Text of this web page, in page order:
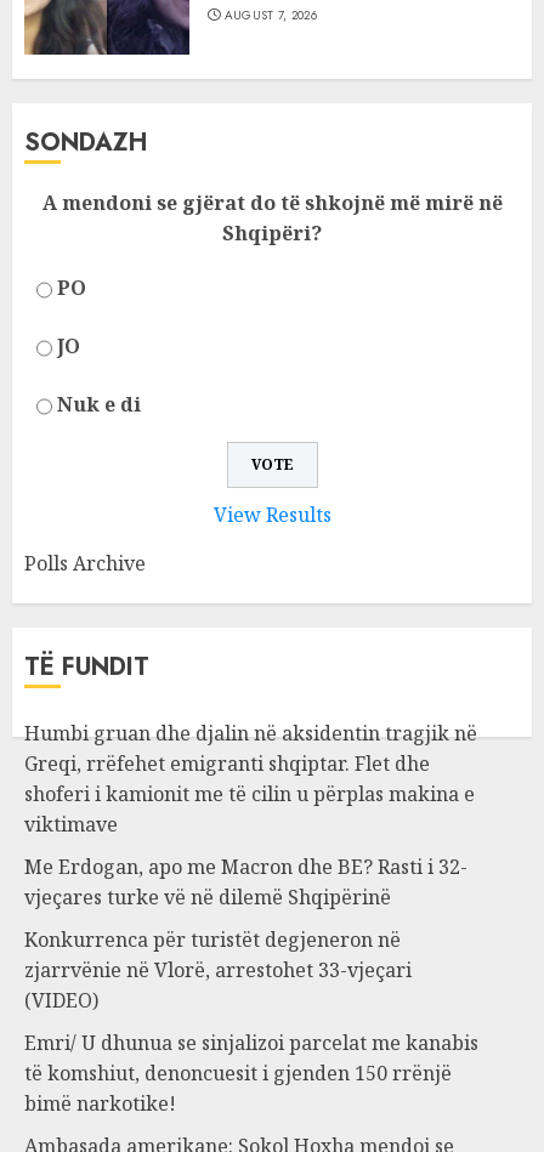
AUGUST 7, 2026
SONDAZH
A mendoni se gjërat do të shkojnë më mirë në
Shqipëri?
PO
JO
Nuk e di
View Results
Polls Archive
TË FUNDIT
Humbi gruan dhe djalin në aksidentin tragjik në
Greqi, rrëfehet emigranti shqiptar. Flet dhe
shoferi i kamionit me të cilin u përplas makina e
viktimave
Me Erdogan, apo me Macron dhe BE? Rasti i 32-
vjeçares turke vë në dilemë Shqipërinë
Konkurrenca për turistët degjeneron në
zjarrvënie në Vlorë, arrestohet 33-vjeçari
(VIDEO)
Emri/ U dhunua se sinjalizoi parcelat me kanabis
të komshiut, denoncuesit i gjenden 150 rrënjë
bimë narkotike!
Ambasada amerikane: Sokol Hoxha mendoi se